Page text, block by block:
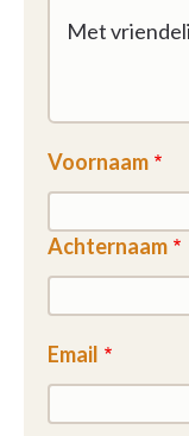
Voornaam
Achternaam
Email